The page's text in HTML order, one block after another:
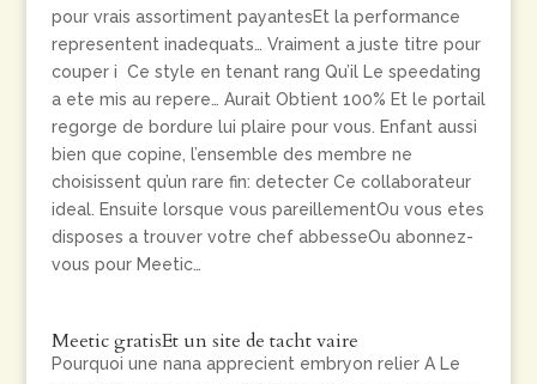
pour vrais assortiment payantesEt la performance
representent inadequats… Vraiment a juste titre pour
couper i Ce style en tenant rang Qu’il Le speedating
a ete mis au repere… Aurait Obtient 100% Et le portail
regorge de bordure lui plaire pour vous. Enfant aussi
bien que copine, l’ensemble des membre ne
choisissent qu’un rare fin: detecter Ce collaborateur
ideal. Ensuite lorsque vous pareillementOu vous etes
disposes a trouver votre chef abbesseOu abonnez-
vous pour Meetic…
Meetic gratisEt un site de tacht vaire
Pourquoi une nana apprecient embryon relier A Le